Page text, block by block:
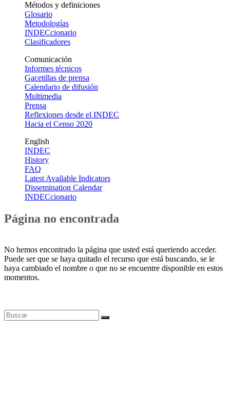
Métodos y definiciones
Glosario
Metodologías
INDECcionario
Clasificadores
Comunicación
Informes técnicos
Gacetillas de prensa
Calendario de difusión
Multimedia
Prensa
Reflexiones desde el INDEC
Hacia el Censo 2020
English
INDEC
History
FAQ
Latest Available Indicators
Dissemination Calendar
INDECcionario
Página no encontrada
No hemos encontrado la página que usted está queriendo acceder.
Puede ser que se haya quitado el recurso que está buscando, se le
haya cambiado el nombre o que no se encuentre disponible en estos
momentos.